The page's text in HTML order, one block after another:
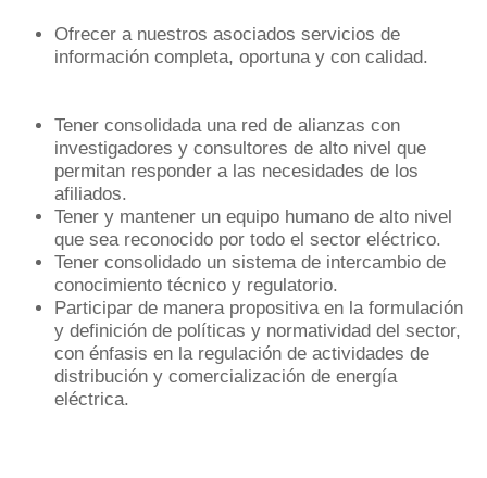
Ofrecer a nuestros asociados servicios de
información completa, oportuna y con calidad.
Tener consolidada una red de alianzas con
investigadores y consultores de alto nivel que
permitan responder a las necesidades de los
afiliados.
Tener y mantener un equipo humano de alto nivel
que sea reconocido por todo el sector eléctrico.
Tener consolidado un sistema de intercambio de
conocimiento técnico y regulatorio.
Participar de manera propositiva en la formulación
y definición de políticas y normatividad del sector,
con énfasis en la regulación de actividades de
distribución y comercialización de energía
eléctrica.